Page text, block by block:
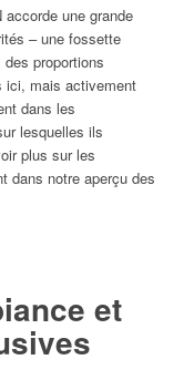
une grande
– une fossette
des proportions
ici, mais activement
dans les
lesquelles ils
plus sur les
dans notre aperçu des
et